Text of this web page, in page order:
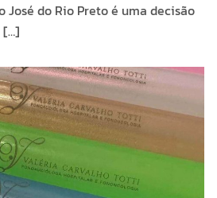
José do Rio Preto é uma decisão
[…]